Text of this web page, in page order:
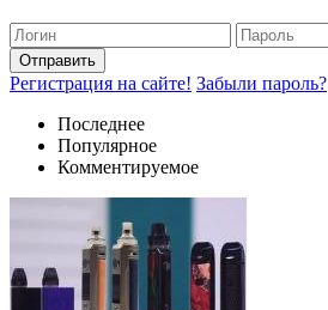
Отправить
Регистрация на сайте! Забыли пароль?
Последнее
Популярное
Комментируемое